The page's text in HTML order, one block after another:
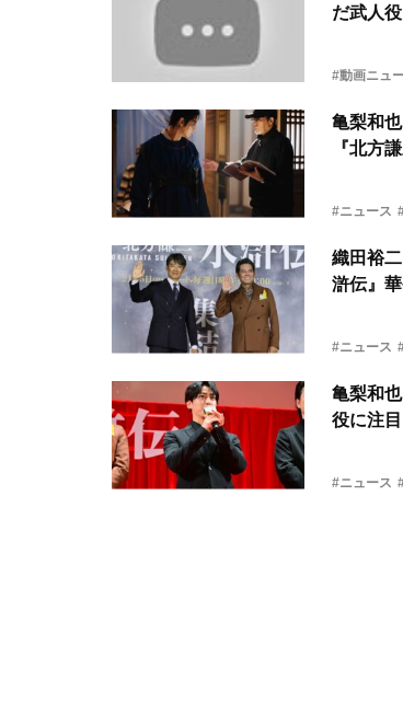
だ武人役
#動画ニュ
亀梨和
『北方
#ニュース
織田裕
滸伝』
#ニュース
亀梨和
役に注目
#ニュース